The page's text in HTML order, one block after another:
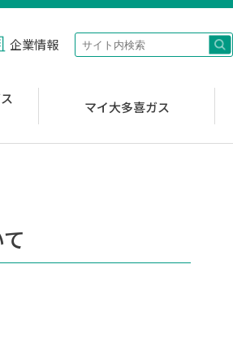
企業情報
マイ大多喜ガス